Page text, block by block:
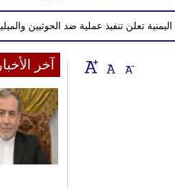
تنفيذ عملية ضد الحوثيين والميليشيات
آخر الأخبار